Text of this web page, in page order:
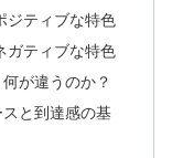
ジティブな特色
ガティブな特色
が違うのか？
と到達感の基